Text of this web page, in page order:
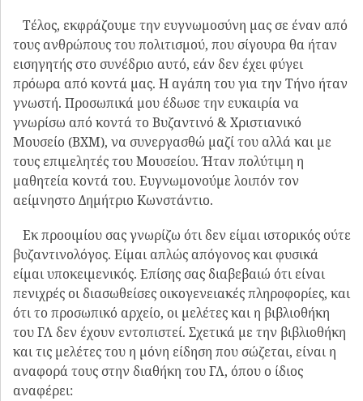
Τέλος, εκφράζουμε την ευγνωμοσύνη μας σε έναν από
τους ανθρώπους του πολιτισμού, που σίγουρα θα ήταν
εισηγητής στο συνέδριο αυτό, εάν δεν έχει φύγει
πρόωρα από κοντά μας. Η αγάπη του για την Τήνο ήταν
γνωστή. Προσωπικά μου έδωσε την ευκαιρία να
γνωρίσω από κοντά το Βυζαντινό & Χριστιανικό
Μουσείο (ΒΧΜ), να συνεργασθώ μαζί του αλλά και με
τους επιμελητές του Μουσείου. Ήταν πολύτιμη η
μαθητεία κοντά του. Ευγνωμονούμε λοιπόν τον
αείμνηστο Δημήτριο Κωνστάντιο.
Εκ προοιμίου σας γνωρίζω ότι δεν είμαι ιστορικός ούτε
βυζαντινολόγος. Είμαι απλώς απόγονος και φυσικά
είμαι υποκειμενικός. Επίσης σας διαβεβαιώ ότι είναι
πενιχρές οι διασωθείσες οικογενειακές πληροφορίες, και
ότι το προσωπικό αρχείο, οι μελέτες και η βιβλιοθήκη
του ΓΛ δεν έχουν εντοπιστεί. Σχετικά με την βιβλιοθήκη
και τις μελέτες του η μόνη είδηση που σώζεται, είναι η
αναφορά τους στην διαθήκη του ΓΛ, όπου ο ίδιος
αναφέρει: